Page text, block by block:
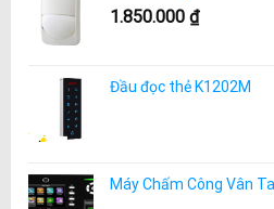
1.850.000 ₫
Đầu đọc thẻ K1202M
Máy Chấm Công Vân